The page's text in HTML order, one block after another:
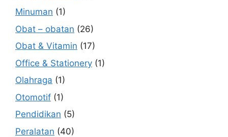
Minuman (1)
Obat – obatan (26)
Obat & Vitamin (17)
Office & Stationery (1)
Olahraga (1)
Otomotif (1)
Pendidikan (5)
Peralatan (40)